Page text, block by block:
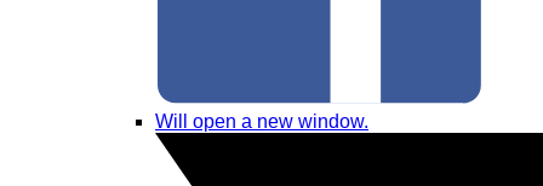
Will open a new window.